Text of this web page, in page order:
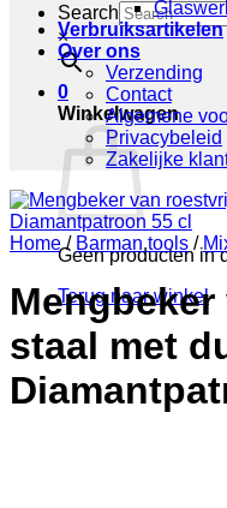
Search
×
0
Winkelwagen
Geen producten in
Terug naar winkel
Verbruiksartikelen
Over ons
Verzending
Contact
Algemene
Privacybeleid
Zakelijke
Home / Barman tools /
staal met